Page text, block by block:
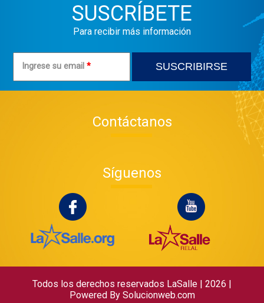
SUSCRÍBETE
Para recibir más información
Ingrese su email*
Contáctanos
Síguenos
Todos los derechos reservados LaSalle | 2026
Powered By Solucionweb.com